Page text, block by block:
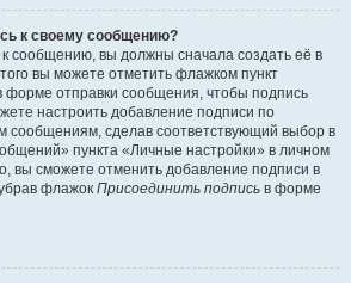
к своему сообщению?
сообщению, вы должны сначала создать её в
вы можете отметить флажком пункт
форме отправки сообщения, чтобы подпись
настроить добавление подписи по
сообщениям, сделав соответствующий выбор в
пункта «Личные настройки» в личном
вы сможете отменить добавление подписи в
флажок Присоединить подпись в форме